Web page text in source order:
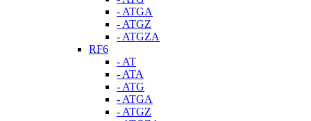
- ATGA
- ATGZ
- ATGZA
RF6
- AT
- ATA
- ATG
- ATGA
- ATGZ